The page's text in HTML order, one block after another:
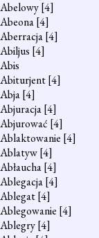
Abelowy[4]
Abeona[4]
Aberracja[4]
Abiljus [4]
Abis
Abiturjent[4]
Abja[4]
Abjuracja[4]
Abjurować [4]
Ablaktowanie [4]
Ablatyw[4]
Abłaucha[4]
Ablegacja[4]
Ablegat[4]
Ablegowanie [4]
Ablegry[4]